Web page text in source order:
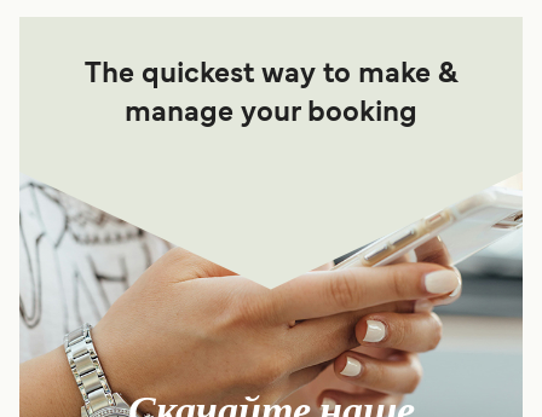
The quickest way to make &
manage your booking